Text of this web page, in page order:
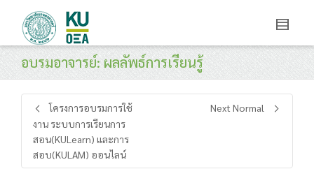
อบรมอาจารย์: ผลลัพธ์การเรียนรู้
โครงการอบรมการใช้
งาน ระบบการเรียนการ
สอน(KULearn) และการ
สอบ(KULAM) ออนไลน์
Next Normal